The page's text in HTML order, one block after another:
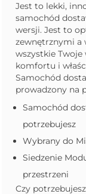
Jest to lekki,
samochód
wersji. Jest to
zewnętrznymi a
wszystkie
komfortu i
Samochód
prowadzony na
Samochód
potrzebujesz
Wybrany do
Siedzenie
przestrzeni
Czy